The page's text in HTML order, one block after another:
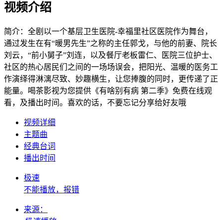
视频介绍
简介： 全剧以一个基层卫生医院-幸福里社区医院作为舞台，
通过发生在有“暖男先生”之称的主任郭戈，与他的前妻、院长
刘云，“前小舅子”刘连，以及餐厅老板雷仁、医院三位护士、
社区的热心居民们之间的一场场误会，把阳光、温暖的医务工
作演绎得淋漓尽致、妙趣横生，让您捧腹的同时，更传递了正
能量。喝茶影视为您提供《有啥别有病 第二季》免费在线观
看，及播出时间。喜欢的话，不要忘记分享给好友哦
视频详细
主题曲
经典台词
播出时间
极速
不能播放，报错
来源：